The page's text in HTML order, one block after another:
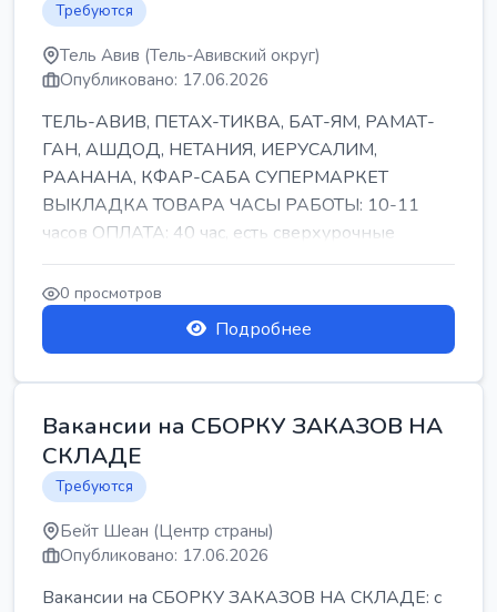
Требуются
Тель Авив (Тель-Авивский округ)
Опубликовано: 17.06.2026
ТЕЛЬ-АВИВ, ПЕТАХ-ТИКВА, БАТ-ЯМ, РАМАТ-
ГАН, АШДОД, НЕТАНИЯ, ИЕРУСАЛИМ,
РААНАНА, КФАР-САБА СУПЕРМАРКЕТ
ВЫКЛАДКА ТОВАРА ЧАСЫ РАБОТЫ: 10-11
часов ОПЛАТА: 40 час, есть сверхурочные
ПИТАНИЕ ЕСТЬ Для синих б...
0 просмотров
Подробнее
Вакансии на СБОРКУ ЗАКАЗОВ НА
СКЛАДЕ
Требуются
Бейт Шеан (Центр страны)
Опубликовано: 17.06.2026
Вакансии на СБОРКУ ЗАКАЗОВ НА СКЛАДЕ: с